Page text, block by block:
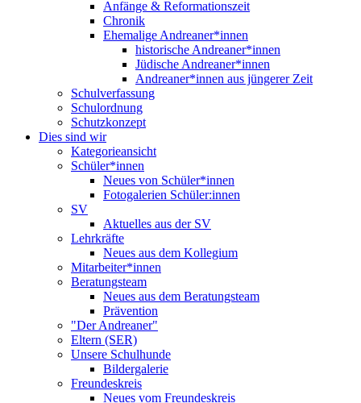
Anfänge & Reformationszeit
Chronik
Ehemalige Andreaner*innen
historische Andreaner*innen
Jüdische Andreaner*innen
Andreaner*innen aus jüngerer Zeit
Schulverfassung
Schulordnung
Schutzkonzept
Dies sind wir
Kategorieansicht
Schüler*innen
Neues von Schüler*innen
Fotogalerien Schüler:innen
SV
Aktuelles aus der SV
Lehrkräfte
Neues aus dem Kollegium
Mitarbeiter*innen
Beratungsteam
Neues aus dem Beratungsteam
Prävention
"Der Andreaner"
Eltern (SER)
Unsere Schulhunde
Bildergalerie
Freundeskreis
Neues vom Freundeskreis